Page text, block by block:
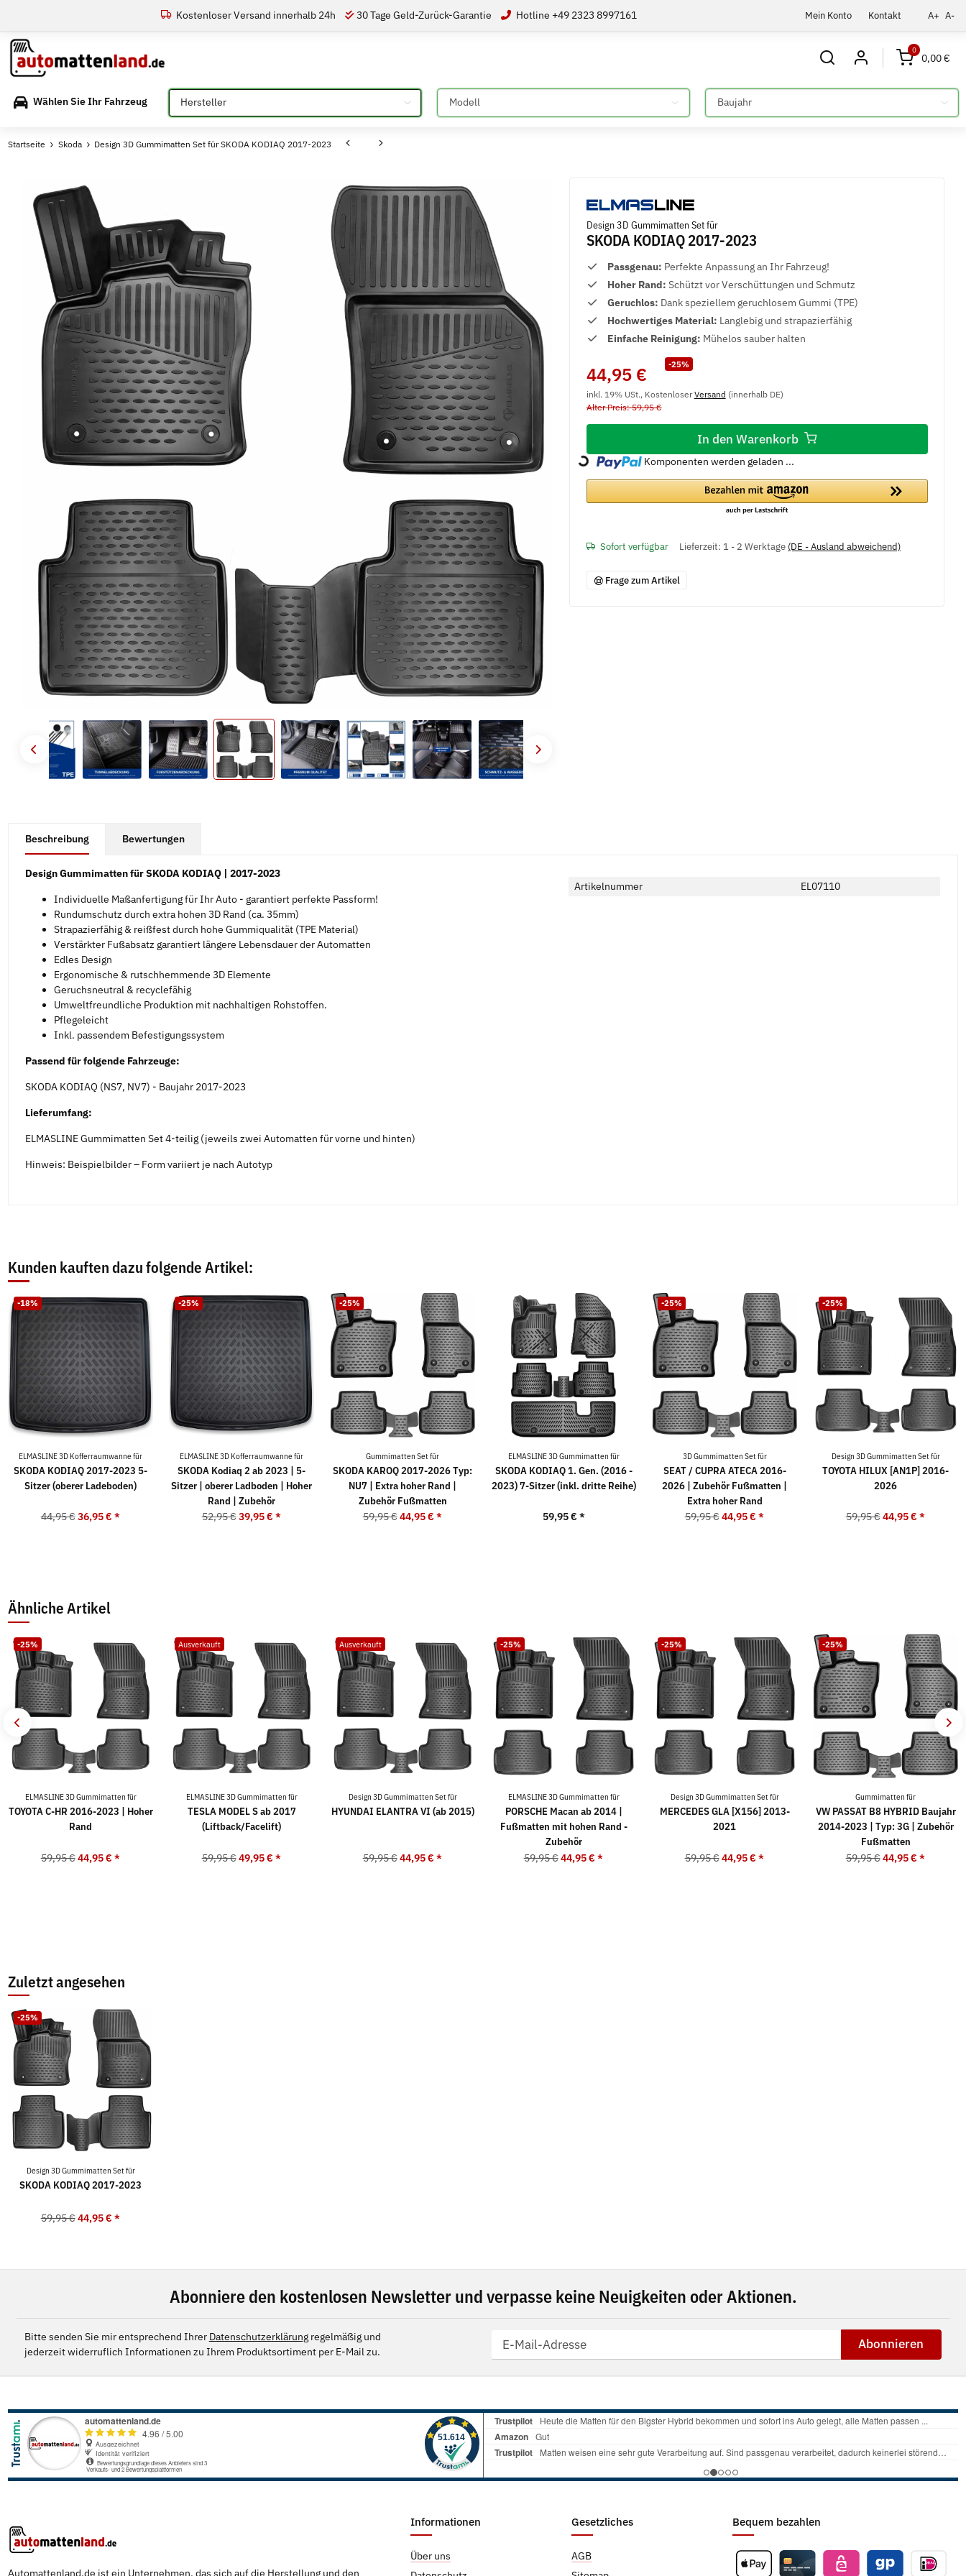
Mein Konto Kontakt A+ A-
Kostenloser Versand innerhalb 24h 30 Tage Geld-Zurück-Garantie Hotline +49 2323 8997161
0
0,00 €
Wählen Sie Ihr Fahrzeug Bitte auswählen Bitte auswählen Bitte auswählen
Startseite Skoda Design 3D Gummimatten Set für SKODA KODIAQ 2017-2023
Design 3D Gummimatten Set für
SKODA KODIAQ 2017-2023
Passgenau: Perfekte Anpassung an Ihr Fahrzeug!
Hoher Rand: Schützt vor Verschüttungen und Schmutz
Geruchlos: Dank speziellem geruchlosem Gummi (TPE)
Hochwertiges Material: Langlebig und strapazierfähig
Einfache Reinigung: Mühelos sauber halten
-25%
44,95 €
inkl. 19% USt., KostenloserVersand (innerhalb DE)
Alter Preis: 59,95 €
In den Warenkorb
Loading... Komponenten werden geladen ...
Sofort verfügbar Lieferzeit: 1 - 2 Werktage (DE - Ausland abweichend)
Frage zum Artikel
Beschreibung Bewertungen
Design Gummimatten für SKODA KODIAQ | 2017-2023
Individuelle Maßanfertigung für Ihr Auto - garantiert perfekte Passform!
Rundumschutz durch extra hohen 3D Rand (ca. 35mm)
Strapazierfähig & reißfest durch hohe Gummiqualität (TPE Material)
Verstärkter Fußabsatz garantiert längere Lebensdauer der Automatten
Edles Design
Ergonomische & rutschhemmende 3D Elemente
Geruchsneutral & recyclefähig
Umweltfreundliche Produktion mit nachhaltigen Rohstoffen.
Pflegeleicht
Inkl. passendem Befestigungssystem
Passend für folgende Fahrzeuge:
SKODA KODIAQ (NS7, NV7) - Baujahr 2017-2023
Lieferumfang:
ELMASLINE Gummimatten Set 4-teilig (jeweils zwei Automatten für vorne und hinten)
Hinweis: Beispielbilder – Form variiert je nach Autotyp
Artikelnummer EL07110
Kunden kauften dazu folgende Artikel:
-18%
ELMASLINE 3D Kofferraumwanne für
SKODA KODIAQ 2017-2023 5-
Sitzer (oberer Ladeboden)
44,95 € 36,95 €*
-25%
ELMASLINE 3D Kofferraumwanne für
SKODA Kodiaq 2 ab 2023 | 5-
Sitzer | oberer Ladboden | Hoher
Rand | Zubehör
52,95 € 39,95 €*
-25%
Gummimatten Set für
SKODA KAROQ 2017-2026 Typ:
NU7 | Extra hoher Rand |
Zubehör Fußmatten
59,95 € 44,95 €*
ELMASLINE 3D Gummimatten für
SKODA KODIAQ 1. Gen. (2016 -
2023) 7-Sitzer (inkl. dritte Reihe)
59,95 € *
-25%
3D Gummimatten Set für
SEAT / CUPRA ATECA 2016-
2026 | Zubehör Fußmatten |
Extra hoher Rand
59,95 € 44,95 €*
-25%
Design 3D Gummimatten Set für
TOYOTA HILUX [AN1P] 2016-
2026
59,95 € 44,95 €*
Ähnliche Artikel
-25%
ELMASLINE 3D Gummimatten für
TOYOTA C-HR 2016-2023 | Hoher
Rand
59,95 € 44,95 €*
Ausverkauft
ELMASLINE 3D Gummimatten für
TESLA MODEL S ab 2017
(Liftback/Facelift)
59,95 € 49,95 €*
Ausverkauft
Design 3D Gummimatten Set für
HYUNDAI ELANTRA VI (ab 2015)
59,95 € 44,95 €*
-25%
ELMASLINE 3D Gummimatten für
PORSCHE Macan ab 2014 |
Fußmatten mit hohen Rand -
Zubehör
59,95 € 44,95 €*
-25%
Design 3D Gummimatten Set für
MERCEDES GLA [X156] 2013-
2021
59,95 € 44,95 €*
-25%
Gummimatten für
VW PASSAT B8 HYBRID Baujahr
2014-2023 | Typ: 3G | Zubehör
Fußmatten
59,95 € 44,95 €*
Zuletzt angesehen
-25%
Design 3D Gummimatten Set für
SKODA KODIAQ 2017-2023
59,95 € 44,95 €*
Abonniere den kostenlosen Newsletter und verpasse keine Neuigkeiten oder Aktionen.
Bitte senden Sie mir entsprechend Ihrer Datenschutzerklärungregelmäßig und
jederzeit widerruflich Informationen zu Ihrem Produktsortiment per E-Mail zu.
Abonnieren
Automattenland.de ist ein Unternehmen, das sich auf die Herstellung und den
Informationen
Über uns
Gesetzliches
AGB
Bequem bezahlen